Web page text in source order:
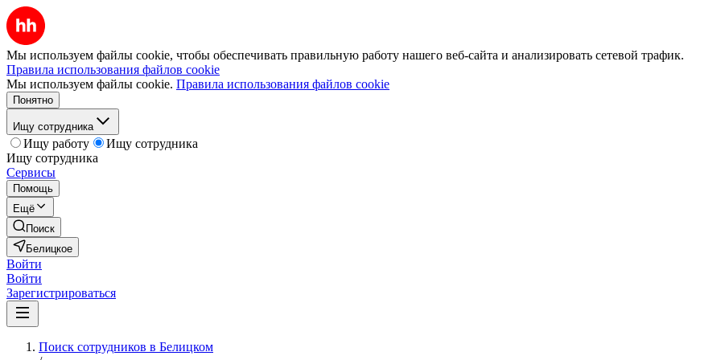
Мы используем файлы cookie, чтобы обеспечивать правильную работу нашего веб-сайта и анализировать сетевой трафик.
Правила использования файлов cookie
Мы используем файлы cookie. Правила использования файлов cookie
Понятно
Ищу сотрудника
Ищу работу
Ищу сотрудника
Ищу сотрудника
Сервисы
Помощь
Ещё
Поиск
Белицкое
Войти
Войти
Зарегистрироваться
Поиск сотрудников в Белицком